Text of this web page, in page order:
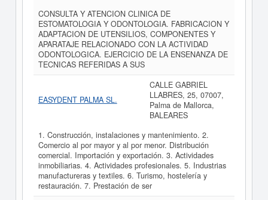
CONSULTA Y ATENCION CLINICA DE
ESTOMATOLOGIA Y ODONTOLOGIA. FABRICACION Y
ADAPTACION DE UTENSILIOS, COMPONENTES Y
APARATAJE RELACIONADO CON LA ACTIVIDAD
ODONTOLOGICA. EJERCICIO DE LA ENSENANZA DE
TECNICAS REFERIDAS A SUS
EASYDENT PALMA SL.
CALLE GABRIEL
LLABRES, 25, 07007,
Palma de Mallorca,
BALEARES
1. Construcción, instalaciones y mantenimiento. 2.
Comercio al por mayor y al por menor. Distribución
comercial. Importación y exportación. 3. Actividades
inmobiliarias. 4. Actividades profesionales. 5. Industrias
manufactureras y textiles. 6. Turismo, hostelería y
restauración. 7. Prestación de ser